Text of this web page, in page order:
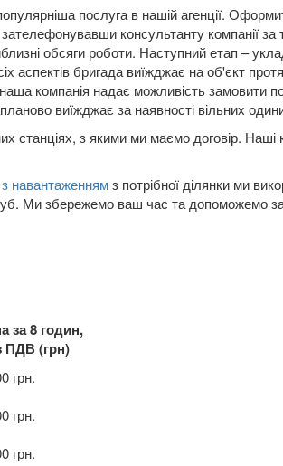
послуга в нашій агенції.
зателефонувавши консультанту компанії
обсяги роботи. Наступний етап –
аспектів бригада виїжджає на об'єкт
компанія надає можливість замовити
виїжджає за наявності вільних
станціях, з якими ми маємо договір. Наші
з навантаженнямз потрібної ділянки ми
Ми збережемо ваш час та допоможемо
за 8 годин,
ПДВ (грн)
грн.
грн.
грн.